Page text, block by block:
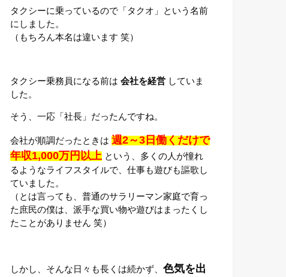
タクシーに乗っているので「タクオ」という名前
にしました。
（もちろん本名は違います 笑）
タクシー乗務員になる前は 会社を経営 していま
した。
そう、一応「社長」だったんですね。
会社が順調だったときは 週2～3日働くだけで
年収1,000万円以上 という、多くの人が憧れ
るようなライフスタイルで、仕事も遊びも謳歌し
ていました。
（とは言っても、普通のサラリーマン家庭で育っ
た庶民の僕は、派手な買い物や遊びはまったくし
たことがありません 笑）
しかし、そんな日々も長くは続かず、 色気を出